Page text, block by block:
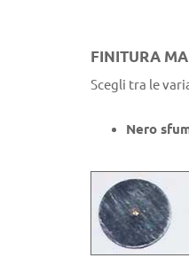
FINITURA
Scegli tra le
Nero